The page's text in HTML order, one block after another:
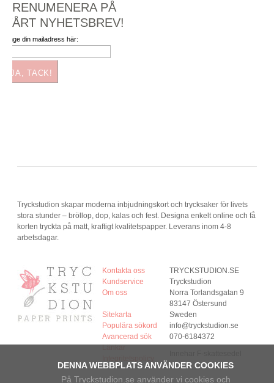
DENNA WEBBPLATS ANVÄNDER COOKIES
På Tryckstudion.se använder vi cookies och
PRENUMENERA PÅ
VÅRT NYHETSBREV!
Ange din mailadress här:
JA, TACK!
Tryckstudion skapar moderna inbjudningskort och trycksaker för livets
stora stunder – bröllop, dop, kalas och fest. Designa enkelt online och få
korten tryckta på matt, kraftigt kvalitetspapper. Leverans inom 4-8
arbetsdagar.
Kontakta oss
Kundservice
Om oss
Sitekarta
Populära sökord
Avancerad sök
TRYCKSTUDION.SE
Tryckstudion
Norra Torlandsgatan 9
83147 Östersund
Sweden
info@tryckstudion.se
070-6184372